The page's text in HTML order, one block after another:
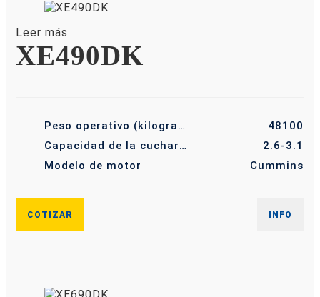
Leer más
XE490DK
Peso operativo (kilogramo)
48100
Capacidad de la cuchara (m³)
2.6-3.1
Modelo de motor
Cummins
COTIZAR INFO